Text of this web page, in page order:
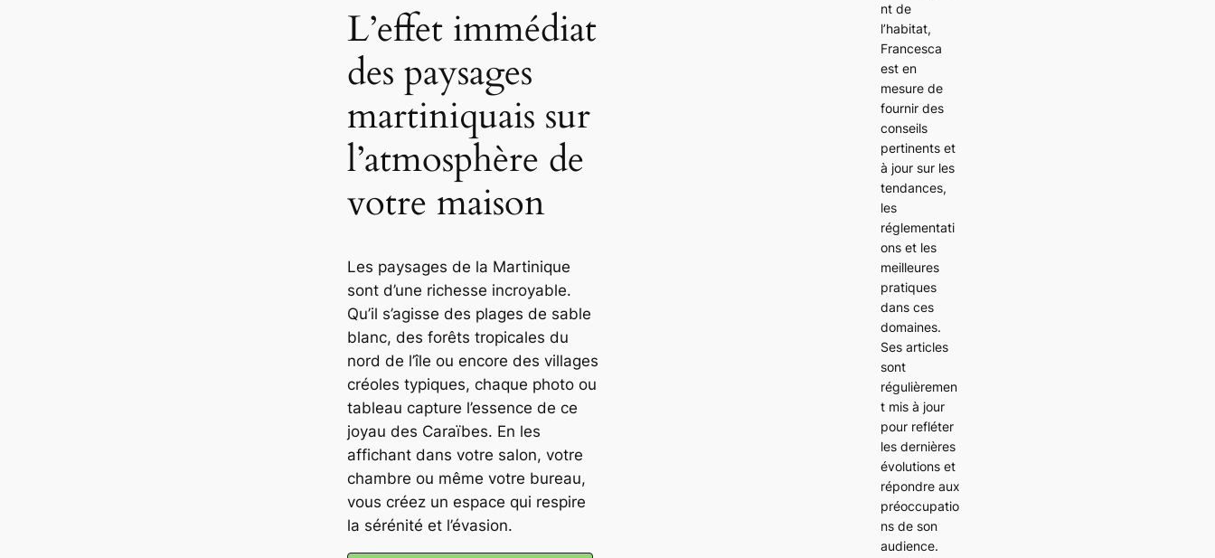
L’effet immédiat
des paysages
martiniquais sur
l’atmosphère de
votre maison
Les paysages de la Martinique
sont d’une richesse incroyable.
Qu’il s’agisse des plages de sable
blanc, des forêts tropicales du
nord de l’île ou encore des villages
créoles typiques, chaque photo ou
tableau capture l’essence de ce
joyau des Caraïbes. En les
affichant dans votre salon, votre
chambre ou même votre bureau,
vous créez un espace qui respire
la sérénité et l’évasion.
nt de
l’habitat,
Francesca
est en
mesure de
fournir des
conseils
pertinents et
à jour sur les
tendances,
les
réglementati
ons et les
meilleures
pratiques
dans ces
domaines.
Ses articles
sont
régulièremen
t mis à jour
pour refléter
les dernières
évolutions et
répondre aux
préoccupatio
ns de son
audience.